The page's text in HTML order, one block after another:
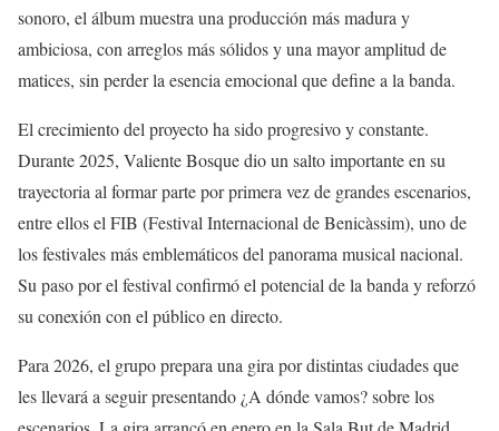
sonoro, el álbum muestra una producción más madura y
ambiciosa, con arreglos más sólidos y una mayor amplitud de
matices, sin perder la esencia emocional que define a la banda.
El crecimiento del proyecto ha sido progresivo y constante.
Durante 2025, Valiente Bosque dio un salto importante en su
trayectoria al formar parte por primera vez de grandes escenarios,
entre ellos el FIB (Festival Internacional de Benicàssim), uno de
los festivales más emblemáticos del panorama musical nacional.
Su paso por el festival confirmó el potencial de la banda y reforzó
su conexión con el público en directo.
Para 2026, el grupo prepara una gira por distintas ciudades que
les llevará a seguir presentando ¿A dónde vamos? sobre los